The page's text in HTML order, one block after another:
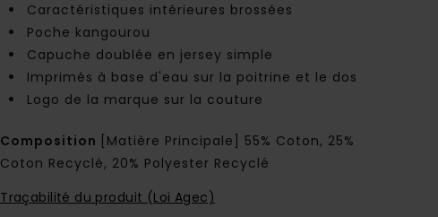
Caractéristiques intérieures brossées
Poche kangourou
Capuche doublée en jersey simple
Imprimés à base d'eau sur la poitrine et le dos
Logo de la marque sur la couture
Composition
[Matière Principale] 55% Coton, 25%
Coton Recyclé, 20% Polyester Recyclé
Traçabilité du produit (Loi Agec)